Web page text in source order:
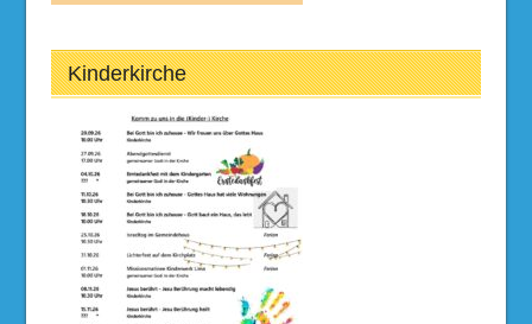
Kinderkirche